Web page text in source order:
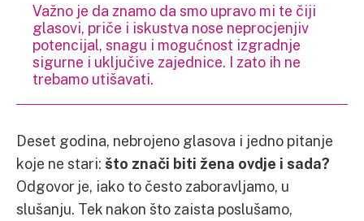
Važno je da znamo da smo upravo mi te čiji
glasovi, priče i iskustva nose neprocjenjiv
potencijal, snagu i mogućnost izgradnje
sigurne i uključive zajednice. I zato ih ne
trebamo utišavati.
Deset godina, nebrojeno glasova i jedno pitanje
koje ne stari: što znači biti žena ovdje i sada?
Odgovor je, iako to često zaboravljamo, u
slušanju. Tek nakon što zaista poslušamo,